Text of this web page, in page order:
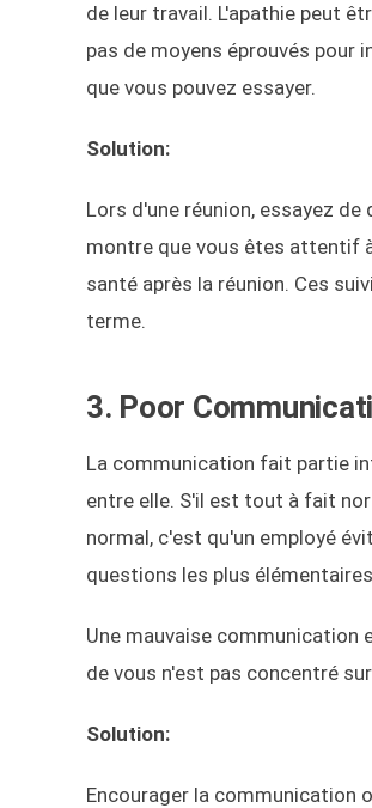
de leur travail. L'apathie peut
pas de moyens éprouvés pour
que vous pouvez essayer.
Solution:
Lors d'une réunion, essayez
montre que vous êtes attentif
santé après la réunion. Ces
terme.
3. Poor
La communication fait partie
entre elle. S'il est tout à fait
normal, c'est qu'un employé
questions les plus
Une mauvaise communication
de vous n'est pas concentré
Solution:
Encourager la communication